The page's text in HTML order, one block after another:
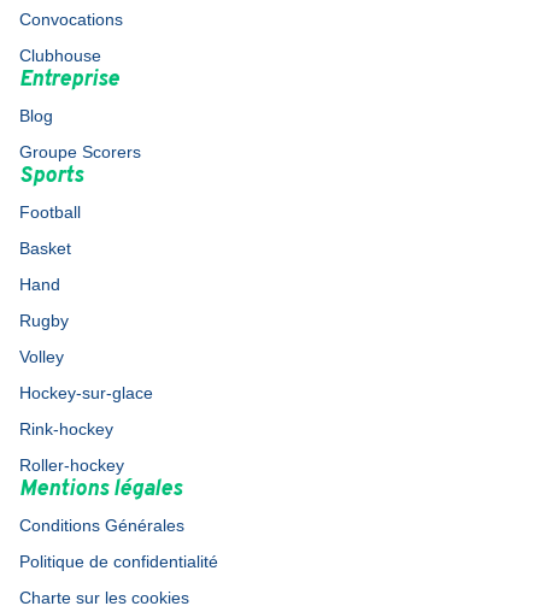
Convocations
Clubhouse
Entreprise
Blog
Groupe Scorers
Sports
Football
Basket
Hand
Rugby
Volley
Hockey-sur-glace
Rink-hockey
Roller-hockey
Mentions légales
Conditions Générales
Politique de confidentialité
Charte sur les cookies